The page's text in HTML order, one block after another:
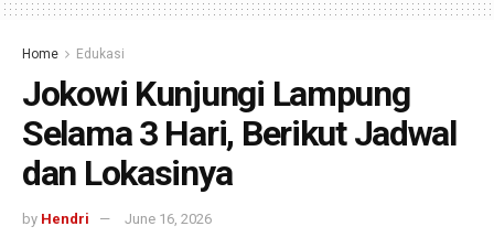
Home Edukasi
Jokowi Kunjungi Lampung
Selama 3 Hari, Berikut Jadwal
dan Lokasinya
by Hendri June 16, 2026